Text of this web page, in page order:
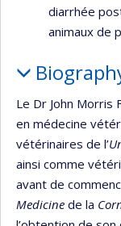
diarrhée
animaux de
Le Dr John Morris
en médecine
vétérinaires de l’
ainsi comme
avant de
Medicine de la